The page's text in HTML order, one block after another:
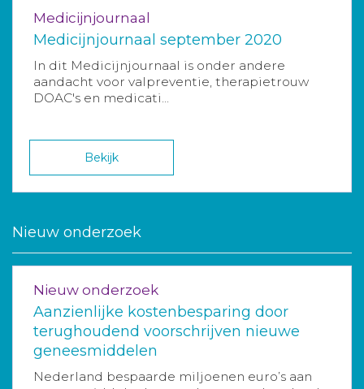
Medicijnjournaal
Medicijnjournaal september 2020
In dit Medicijnjournaal is onder andere
aandacht voor valpreventie, therapietrouw
DOAC's en medicati...
Bekijk
Nieuw onderzoek
Nieuw onderzoek
Aanzienlijke kostenbesparing door
terughoudend voorschrijven nieuwe
geneesmiddelen
Nederland bespaarde miljoenen euro’s aan